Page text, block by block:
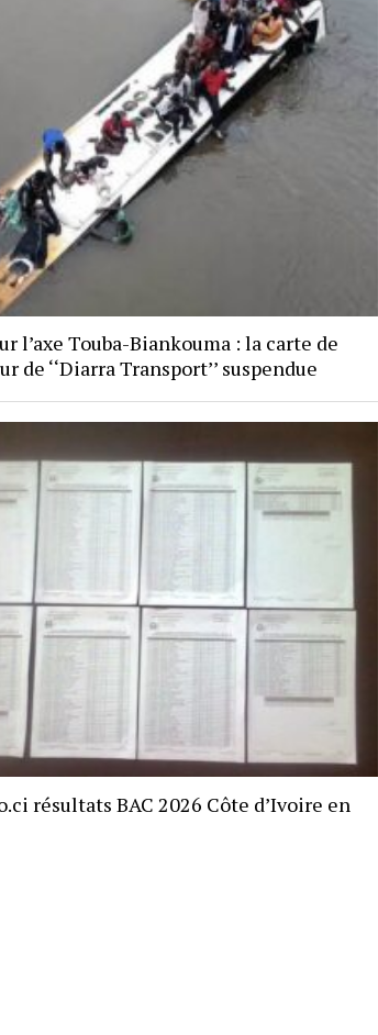
l’axe Touba-Biankouma : la carte de
de ‘‘Diarra Transport’’ suspendue
résultats BAC 2026 Côte d’Ivoire en